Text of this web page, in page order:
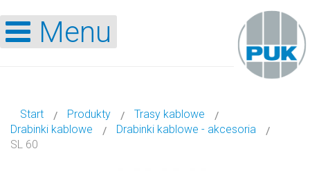
Menu
Start Produkty
Trasy kablowe
Drabinki kablowe
Drabinki kablowe - akcesoria
SL 60